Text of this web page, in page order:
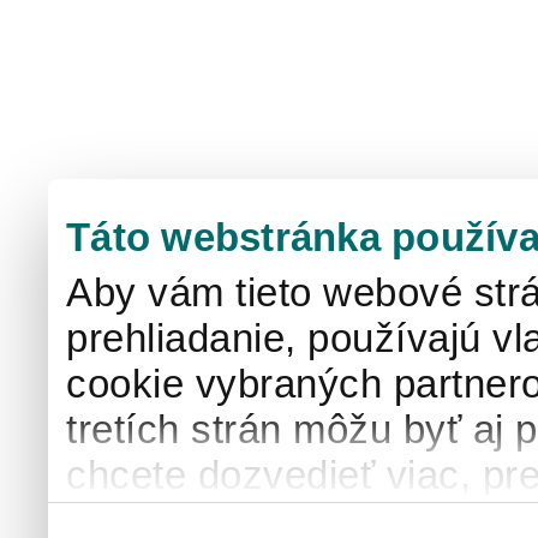
Táto webstránka
Aby vám tieto webové
prehliadanie, používajú
cookie vybraných
tretích strán môžu byť aj
chcete dozvedieť viac,